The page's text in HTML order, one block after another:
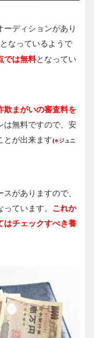
ディションがあり
となっているようで
では無料となってい
欺まがいの審査料を
は無料ですので、安
とが出来ます(※ジュニ
がありますので、
ています。 これか
はチェックすべき養